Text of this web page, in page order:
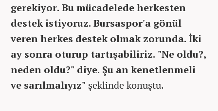
gerekiyor. Bu mücadelede herkesten
destek istiyoruz. Bursaspor'a gönül
veren herkes destek olmak zorunda. İki
ay sonra oturup tartışabiliriz. "Ne oldu?,
neden oldu?" diye. Şu an kenetlenmeli
ve sarılmalıyız" şeklinde konuştu.